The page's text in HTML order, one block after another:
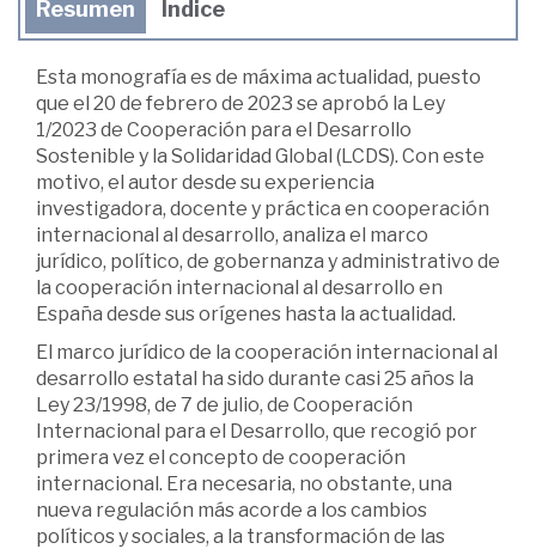
Resumen Índice
Esta monografía es de máxima actualidad, puesto
que el 20 de febrero de 2023 se aprobó la Ley
1/2023 de Cooperación para el Desarrollo
Sostenible y la Solidaridad Global (LCDS). Con este
motivo, el autor desde su experiencia
investigadora, docente y práctica en cooperación
internacional al desarrollo, analiza el marco
jurídico, político, de gobernanza y administrativo de
la cooperación internacional al desarrollo en
España desde sus orígenes hasta la actualidad.
El marco jurídico de la cooperación internacional al
desarrollo estatal ha sido durante casi 25 años la
Ley 23/1998, de 7 de julio, de Cooperación
Internacional para el Desarrollo, que recogió por
primera vez el concepto de cooperación
internacional. Era necesaria, no obstante, una
nueva regulación más acorde a los cambios
políticos y sociales, a la transformación de las